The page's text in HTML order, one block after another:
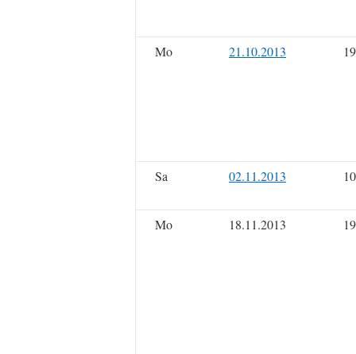
Mo 21.10.2013
Sa 02.11.2013
Mo 18.11.2013